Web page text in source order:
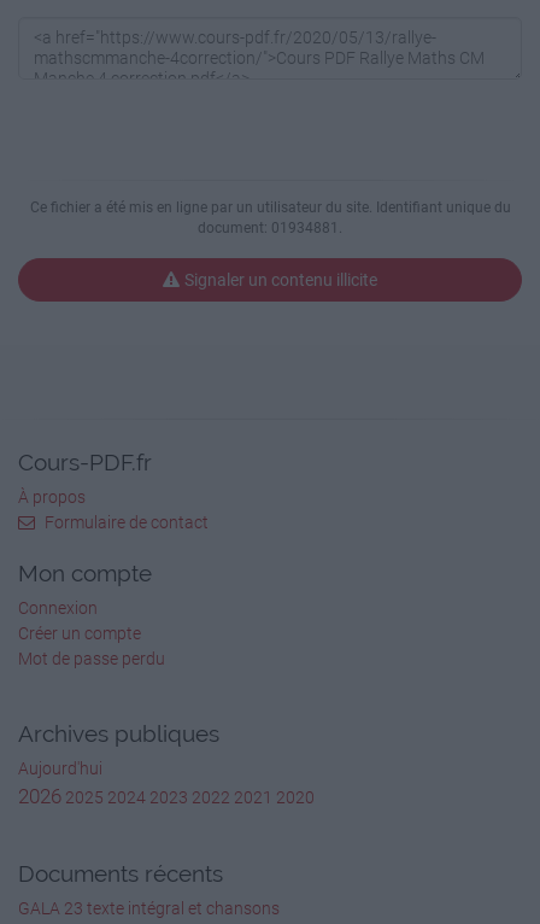
Ce fichier a été mis en ligne par un utilisateur du site. Identifiant unique du
document: 01934881.
Signaler un contenu illicite
Cours-PDF.fr
À propos
Formulaire de contact
Mon compte
Connexion
Créer un compte
Mot de passe perdu
Archives publiques
Aujourd'hui
2026 2025 2024 2023 2022 2021 2020
Documents récents
GALA 23 texte intégral et chansons